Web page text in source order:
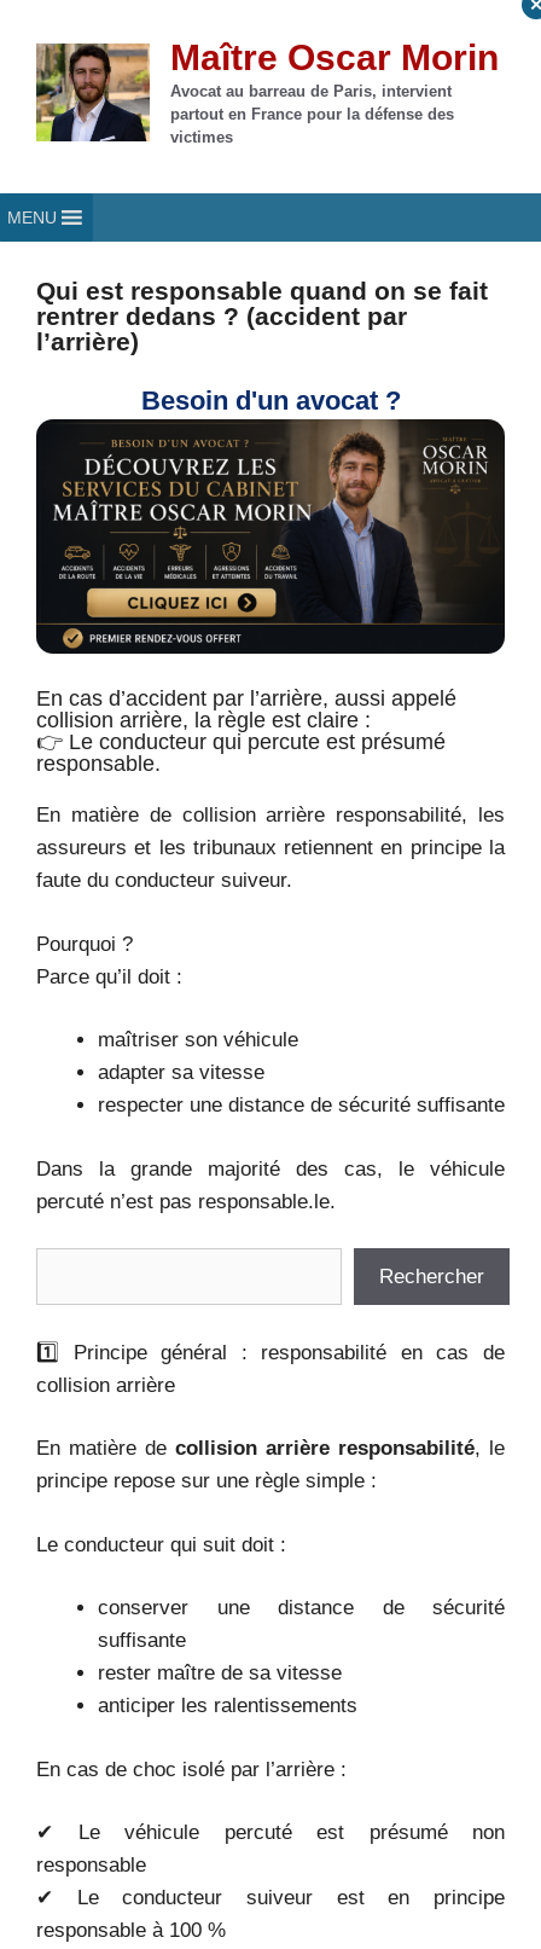
contenu
Maître Oscar Morin
Avocat au barreau de Paris, intervient
partout en France pour la défense des
victimes
MENU
Qui est responsable quand on se fait
rentrer dedans ? (accident par
l’arrière)
Besoin d'un avocat ?
En cas d’accident par l’arrière, aussi appelé
collision arrière, la règle est claire :
👉 Le conducteur qui percute est présumé
responsable.
En matière de collision arrière responsabilité, les
assureurs et les tribunaux retiennent en principe la
faute du conducteur suiveur.
Pourquoi ?
Parce qu’il doit :
maîtriser son véhicule
adapter sa vitesse
respecter une distance de sécurité suffisante
Dans la grande majorité des cas, le véhicule
percuté n’est pas responsable.le.
Rechercher
1️⃣ Principe général : responsabilité en cas de
collision arrière
En matière de collision arrière responsabilité, le
principe repose sur une règle simple :
Le conducteur qui suit doit :
conserver une distance de sécurité
suffisante
rester maître de sa vitesse
anticiper les ralentissements
En cas de choc isolé par l’arrière :
✔ Le véhicule percuté est présumé non
responsable
✔ Le conducteur suiveur est en principe
responsable à 100 %